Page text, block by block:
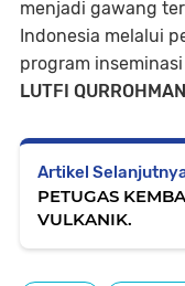
menjadi gawang
Indonesia melalui
program
LUTFI
Artikel
PETUGAS
VULKANIK.